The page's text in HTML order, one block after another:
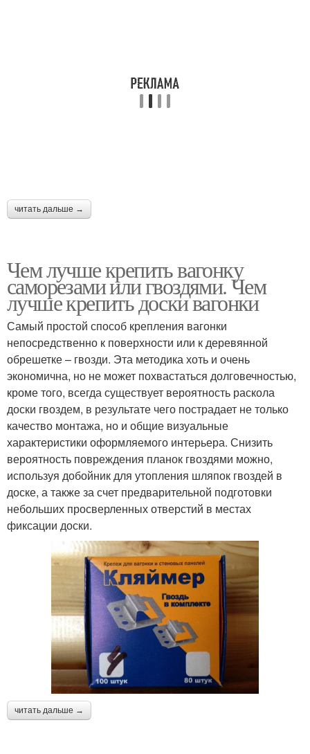
читать дальше →
Чем лучше крепить вагонку
саморезами или гвоздями. Чем
лучше крепить доски вагонки
Самый простой способ крепления вагонки
непосредственно к поверхности или к деревянной
обрешетке – гвозди. Эта методика хоть и очень
экономична, но не может похвастаться долговечностью,
кроме того, всегда существует вероятность раскола
доски гвоздем, в результате чего пострадает не только
качество монтажа, но и общие визуальные
характеристики оформляемого интерьера. Снизить
вероятность повреждения планок гвоздями можно,
используя добойник для утопления шляпок гвоздей в
доске, а также за счет предварительной подготовки
небольших просверленных отверстий в местах
фиксации доски.
читать дальше →